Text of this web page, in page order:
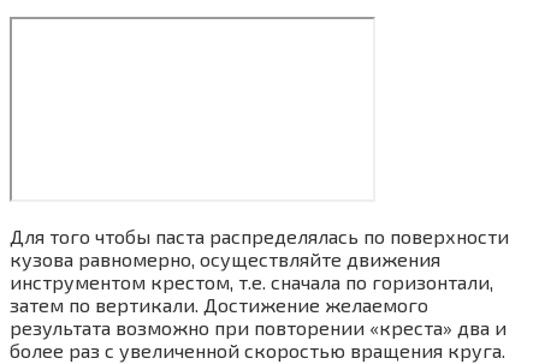
Для того чтобы паста распределялась по поверхности
кузова равномерно, осуществляйте движения
инструментом крестом, т.е. сначала по горизонтали,
затем по вертикали. Достижение желаемого
результата возможно при повторении «креста» два и
более раз с увеличенной скоростью вращения круга.